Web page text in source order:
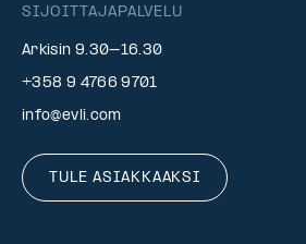
SIJOITTAJAPALVELU
Arkisin 9.30–16.30
+358 9 4766 9701
info@evli.com
TULE ASIAKKAAKSI